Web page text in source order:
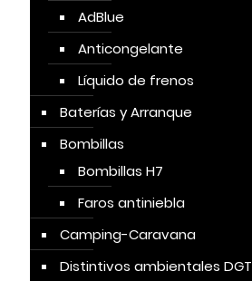
AdBlue
Anticongelante
Líquido de frenos
Baterías y Arranque
Bombillas
Bombillas H7
Faros antiniebla
Camping-Caravana
Distintivos ambientales DGT